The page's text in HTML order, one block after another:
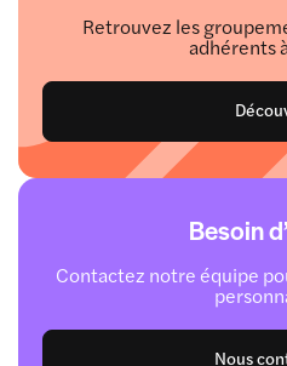
Retrouvez les
adhérents
Besoin
Contactez notre équipe
Nous